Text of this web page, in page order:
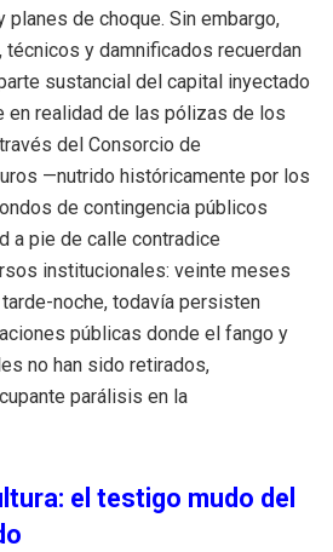
planes de choque. Sin embargo,
y damnificados recuerdan
sustancial del capital inyectado
en realidad de las pólizas de los
del Consorcio de
—nutrido históricamente por los
de contingencia públicos
a pie de calle contradice
institucionales: veinte meses
noche, todavía persisten
públicas donde el fango y
no han sido retirados,
parálisis en la
el testigo mudo del